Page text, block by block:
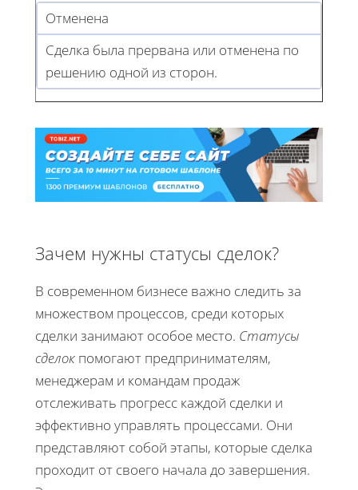
Отменена
Сделка была прервана или отменена по
решению одной из сторон.
Зачем нужны статусы сделок?
В современном бизнесе важно следить за
множеством процессов, среди которых
сделки занимают особое место. Статусы
сделок помогают предпринимателям,
менеджерам и командам продаж
отслеживать прогресс каждой сделки и
эффективно управлять процессами. Они
представляют собой этапы, которые сделка
проходит от своего начала до завершения.